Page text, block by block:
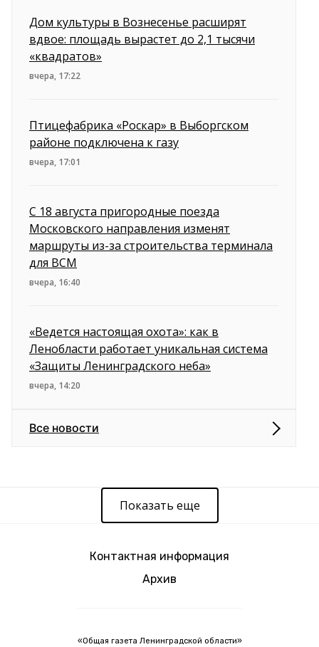
Дом культуры в Вознесенье расширят
вдвое: площадь вырастет до 2,1 тысячи
«квадратов»
вчера, 17:22
Птицефабрика «Роскар» в Выборгском
районе подключена к газу
вчера, 17:01
С 18 августа пригородные поезда
Московского направления изменят
маршруты из-за строительства терминала
для ВСМ
вчера, 16:40
«Ведется настоящая охота»: как в
Ленобласти работает уникальная система
«Защиты Ленинградского неба»
вчера, 14:20
Все новости
Показать еще
Контактная информация
Архив
«Общая газета Ленинградской области»